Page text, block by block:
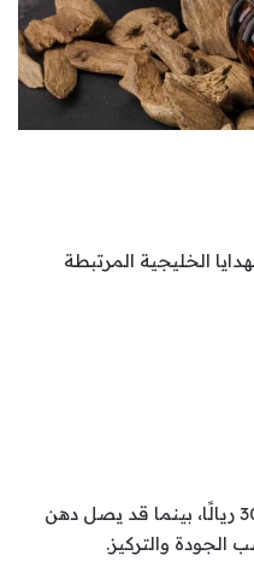
الخليجية المرتبطة
وتبدأ أسعار البخور الجيد من نحو 30 ريالًا، بينما قد يصل دهن
الجودة والتركيز.